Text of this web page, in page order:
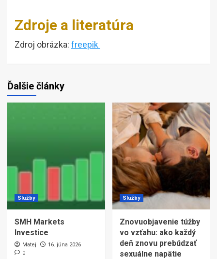
Zdroje a literatúra
Zdroj obrázka: freepik
Ďalšie články
Služby
SMH Markets
Investice
Matej
16. júna 2026
0
Služby
Znovuobjavenie túžby
vo vzťahu: ako každý
deň znovu prebúdzať
sexuálne napätie